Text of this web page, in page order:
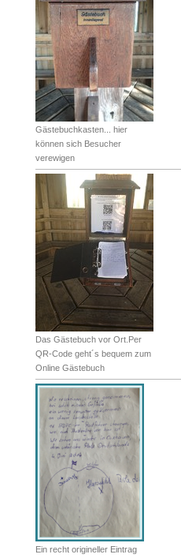
Gästebuchkasten... hier
können sich Besucher
verewigen
Das Gästebuch vor Ort.Per
QR-Code geht´s bequem zum
Online Gästebuch
Ein recht origineller Eintrag